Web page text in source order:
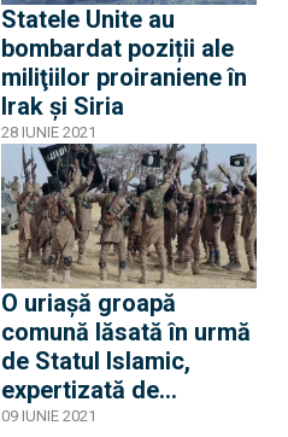
Statele Unite au
bombardat poziții ale
miliţiilor proiraniene în
Irak şi Siria
28 IUNIE 2021
O uriaşă groapă
comună lăsată în urmă
de Statul Islamic,
expertizată de
autoritățile irakiene
09 IUNIE 2021